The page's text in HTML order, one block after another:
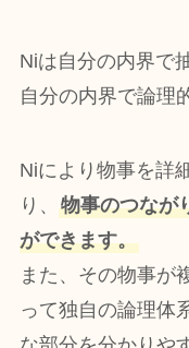
Niは自分の内界で
自分の内界で論理
Niにより物事を詳
り、 物事のつなが
ができます。
また、その物事が
って独自の論理体